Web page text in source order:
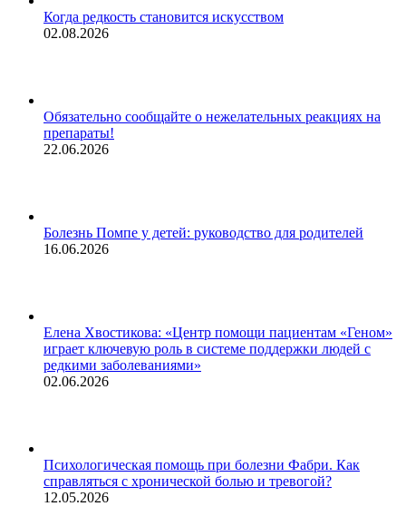
Когда редкость становится искусством
02.08.2026
Обязательно сообщайте о нежелательных реакциях на
препараты!
22.06.2026
Болезнь Помпе у детей: руководство для родителей
16.06.2026
Елена Хвостикова: «Центр помощи пациентам «Геном»
играет ключевую роль в системе поддержки людей с
редкими заболеваниями»
02.06.2026
Психологическая помощь при болезни Фабри. Как
справляться с хронической болью и тревогой?
12.05.2026